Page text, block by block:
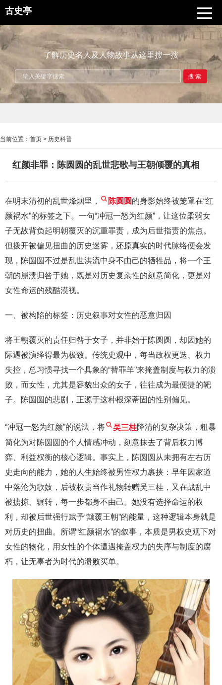
古史亭
了解历史名人及人物故事从这里搜一搜
搜索
当前位置： 首页 > 历史科普
红颜非罪：陈圆圆的乱世悲歌与王朝倾覆的真相
在明末清初的乱世烽烟里， 陈圆圆 的身影始终被笼罩在“红
颜祸水”的标签之下。一句“冲冠一怒为红颜”，让这位柔弱女
子无故背负起明朝覆灭的沉重罪责，成为后世指责的焦点。
但拨开被偏见扭曲的历史迷雾，还原真实的时代脉络便会发
现，陈圆圆不过是乱世洪流中身不由己的牺牲品，将一个王
朝的崩溃归咎于她，既是对历史复杂性的刻意简化，更是对
女性命运的残酷漠视。
一、被构陷的标签：历史叙事对女性的恶意归因
将王朝覆灭的责任归咎于女子，并非始于陈圆圆，却因她的
际遇被演绎得最为极致。传统史观中，每当政权更迭、权力
失控，总习惯寻找一个具象的“替罪羊”来掩盖制度与权力的溃
败，而女性，尤其是容貌出众的女子，往往成为最便捷的靶
子。陈圆圆的悲剧，正源于这种根深蒂固的性别偏见。
“冲冠一怒为红颜”的说法，将 吴三桂降清的复杂决策，粗暴
简化为对陈圆圆的个人情感冲动，刻意抹去了背后权力博
弈、利益权衡的核心逻辑。事实上，陈圆圆从未拥有左右历
史走向的能力，她的人生始终被男性权力裹挟：早年因家道
中落沦为歌妓，后被权贵当作礼物转赠吴三桂，又在战乱中
被掳掠、辗转，每一步都身不由己。她没有选择命运的权
利，却被后世强行赋予“颠覆王朝”的能量，这种逻辑本身就是
对历史的扭曲。所谓“红颜祸水”的叙事，本质是男权史观下对
女性的物化，用女性的个体遭遇掩盖权力的失序与制度的腐
朽，让无辜者为时代的溃败买单。